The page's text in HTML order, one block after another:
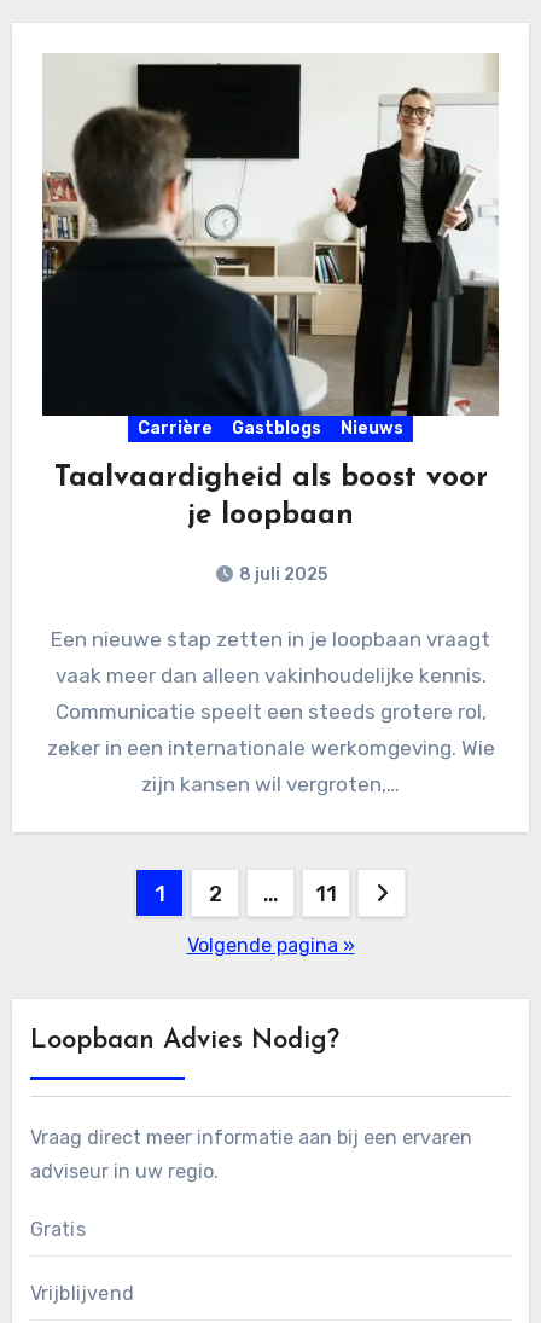
Carrière Gastblogs Nieuws
Taalvaardigheid als boost voor
je loopbaan
8 juli 2025
Een nieuwe stap zetten in je loopbaan vraagt
vaak meer dan alleen vakinhoudelijke kennis.
Communicatie speelt een steeds grotere rol,
zeker in een internationale werkomgeving. Wie
zijn kansen wil vergroten,…
Berichten
paginering
1 2 … 11
Volgende pagina »
Loopbaan Advies Nodig?
Vraag direct meer informatie aan bij een ervaren
adviseur in uw regio.
Gratis
Vrijblijvend